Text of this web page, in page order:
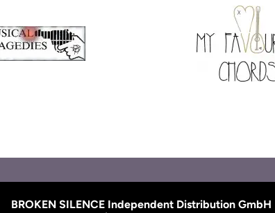
BROKEN SILENCE Independent Distribution GmbH